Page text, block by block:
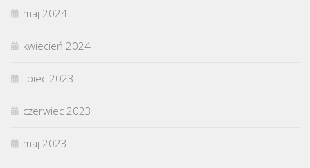
maj 2024
kwiecień 2024
lipiec 2023
czerwiec 2023
maj 2023